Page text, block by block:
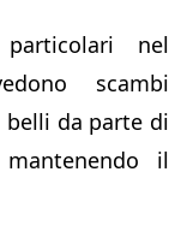
nel
scambi
da parte di
il